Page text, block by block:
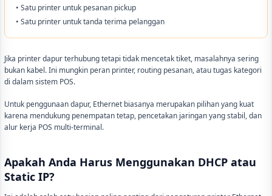
• Satu printer untuk pesanan pickup
• Satu printer untuk tanda terima pelanggan
Jika printer dapur terhubung tetapi tidak mencetak tiket, masalahnya sering
bukan kabel. Ini mungkin peran printer, routing pesanan, atau tugas kategori
di dalam sistem POS.
Untuk penggunaan dapur, Ethernet biasanya merupakan pilihan yang kuat
karena mendukung penempatan tetap, pencetakan jaringan yang stabil, dan
alur kerja POS multi-terminal.
Apakah Anda Harus Menggunakan DHCP atau
Static IP?